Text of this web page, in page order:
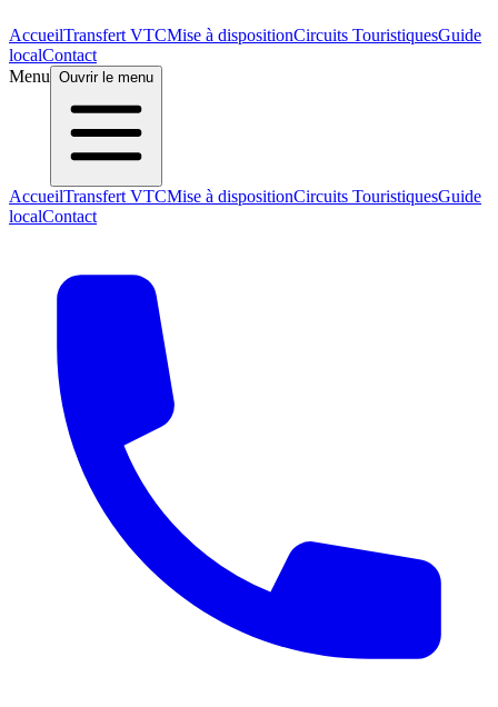
AccueilTransfert VTCMise à dispositionCircuits TouristiquesGuide
localContact
Menu Ouvrir le menu
AccueilTransfert VTCMise à dispositionCircuits TouristiquesGuide
localContact